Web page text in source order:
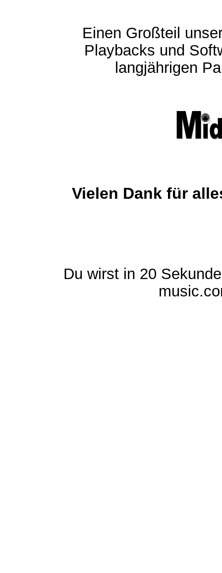
Einen Großteil
Playbacks und
langjährigen
Vielen Dank für
Du wirst in 20